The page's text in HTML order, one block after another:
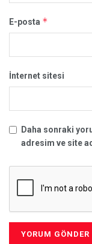
E-posta *
İnternet sitesi
Daha sonraki
adresim ve site